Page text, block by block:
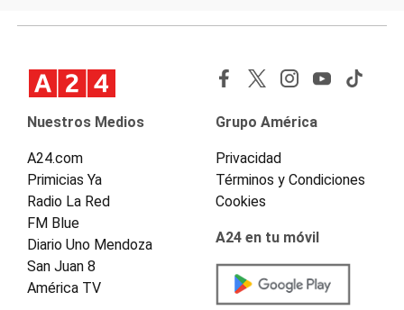
Nuestros Medios
A24.com
Primicias Ya
Radio La Red
FM Blue
Diario Uno Mendoza
San Juan 8
América TV
Grupo América
Privacidad
Términos y Condiciones
Cookies
A24 en tu móvil